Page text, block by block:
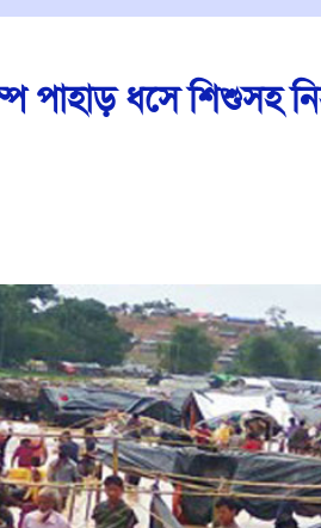
পাহাড় ধসে শিশুসহ